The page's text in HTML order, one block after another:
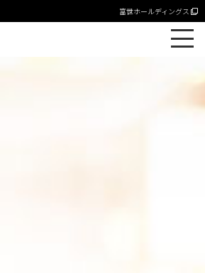
富世ホールディングス